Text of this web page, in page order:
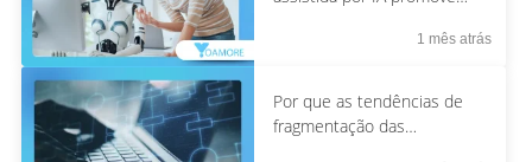
1 mês atrás
Por que as tendências de
fragmentação das